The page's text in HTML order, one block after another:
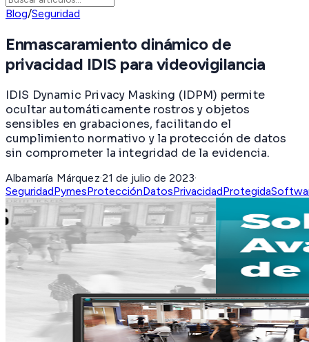
Blog/Seguridad
Enmascaramiento dinámico de
privacidad IDIS para videovigilancia
IDIS Dynamic Privacy Masking (IDPM) permite
ocultar automáticamente rostros y objetos
sensibles en grabaciones, facilitando el
cumplimiento normativo y la protección de datos
sin comprometer la integridad de la evidencia.
Albamaría Márquez·21 de julio de 2023·
SeguridadPymesProtecciónDatosPrivacidadProtegida